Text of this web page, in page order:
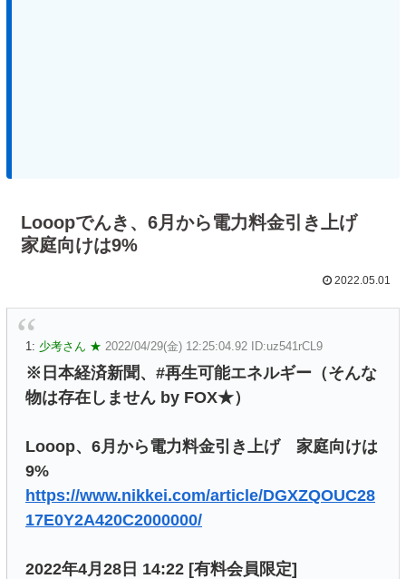
Looopでんき、6月から電力料金引き上げ
家庭向けは9%
2022.05.01
1: 少考さん ★ 2022/04/29(金) 12:25:04.92 ID:uz541rCL9
※日本経済新聞、#再生可能エネルギー（そんな
物は存在しません by FOX★）
Looop、6月から電力料金引き上げ 家庭向けは
9%
https://www.nikkei.com/article/DGXZQOUC28
17E0Y2A420C2000000/
2022年4月28日 14:22 [有料会員限定]